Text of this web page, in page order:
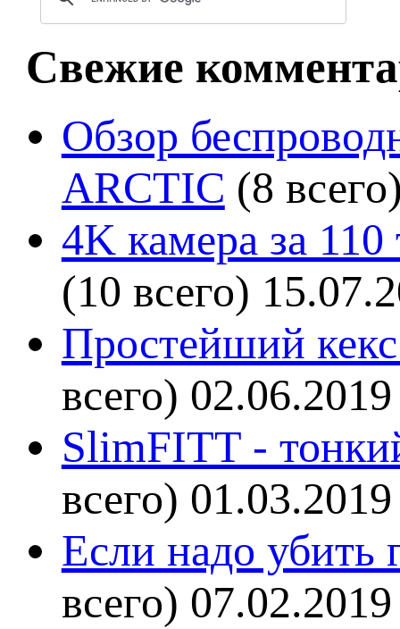
Свежие
Обзор
ARCTIC (8
4K камера за
(10 всего)
Простейший кекс
всего) 02.06.2019
SlimFITT -
всего) 01.03.2019
Если надо убить
всего) 07.02.2019